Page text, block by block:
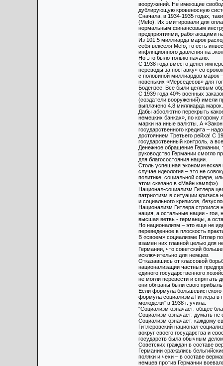
вооружений. Не имеющие
дублирующую кровеносную
Сначала, в 1934-1935 годах,
(Mefo). Их эмитировали для
нормальным финансовым
предприятиями, работающими
Из 101.5 миллиарда марок
себя векселя Mefo, то есть
инфляционного давления на
Но это было только начало.
С 1938 года вместо денег
переводы за поставку» со
с половиной миллиардов марок
новеньких «Мерседесов» для
Бодензее. Все были целевым
С 1939 года 40% военных
(создатели вооружений) имели
выплачено 4.8 миллиарда марок.
Дабы абсолютно перекрыть
немецких банках», по которому
марки на иные валюты. А «Закон
государственного кредита –
достоянием Третьего рейха! С
государственный контроль, а
Денежное обращение Германии,
руководство Германии смогло
для благосостояния нации.
Столь успешная экономическая
случае идеология – это не
политике, социальной сфере,
этом сказано в «Майн кампф»).
Национал-социализм Гитлера
патриотизм в ситуации кризиса
и социального кризисов,
Национализм Гитлера строился
нация, а остальные нации - гои,
высшая ветвь - германцы, а
Но национализм – это еще не
переведенное в плоскость
В «своем» социализме Гитлер
взамен них главной целью для
Германии, что советский
исключительно для немцев.
Отказавшись от классовой
национализации частных
единого государственного
не могли перевести и спрятать
они обязаны были свою прибыль
Если формула большевистского
формула социализма Гитлера в
молодежи" в 1938 г. учила:
"Социализм означает: общее
Социализм означает: думать не
Социализм означает: каждому
Гитлеровский национал-
вокруг своего государства и
государств была обычным
Советских граждан в составе
Германии сражались
поляки и чехи – в составе
немцев против Германии